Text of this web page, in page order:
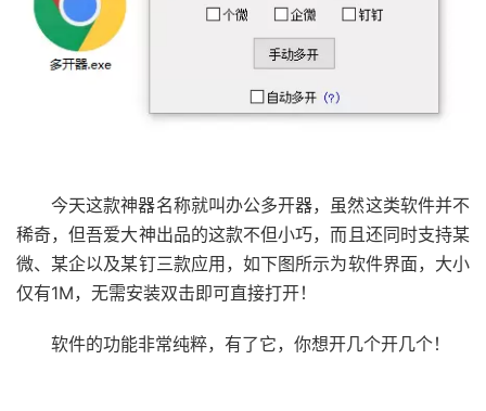
今天这款神器名称就叫办公多开器，虽然这类软件并不
稀奇，但吾爱大神出品的这款不但小巧，而且还同时支持某
微、某企以及某钉三款应用，如下图所示为软件界面，大小
仅有1M，无需安装双击即可直接打开！
软件的功能非常纯粹，有了它，你想开几个开几个！